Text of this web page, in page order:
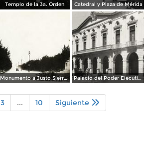
Templo de la 3a. Orden Catedral y Plaza de Mérida
Monumento a Justo Sierra y Paseo Montejo Palacio del Poder Ejecutivo
3 ... 10 Siguiente